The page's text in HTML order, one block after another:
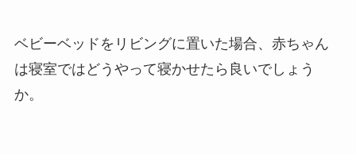
ベビーベッドをリビングに置いた場合、赤ちゃん
は寝室ではどうやって寝かせたら良いでしょう
か。